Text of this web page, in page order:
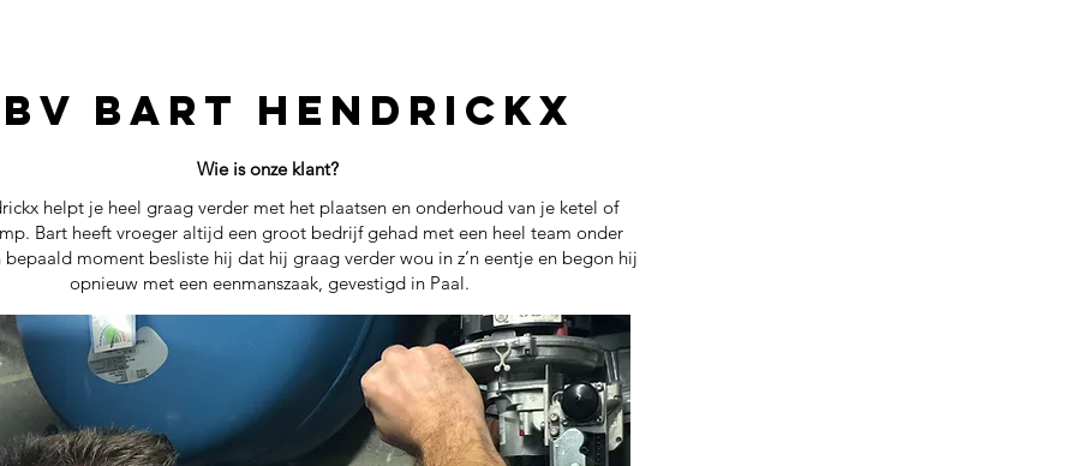
bart hendrickx
Wie is onze klant?
helpt je heel graag verder met het plaatsen en onderhoud van je ketel of
Bart heeft vroeger altijd een groot bedrijf gehad met een heel team onder
bepaald moment besliste hij dat hij graag verder wou in z’n eentje en begon hij
opnieuw met een eenmanszaak, gevestigd in Paal.